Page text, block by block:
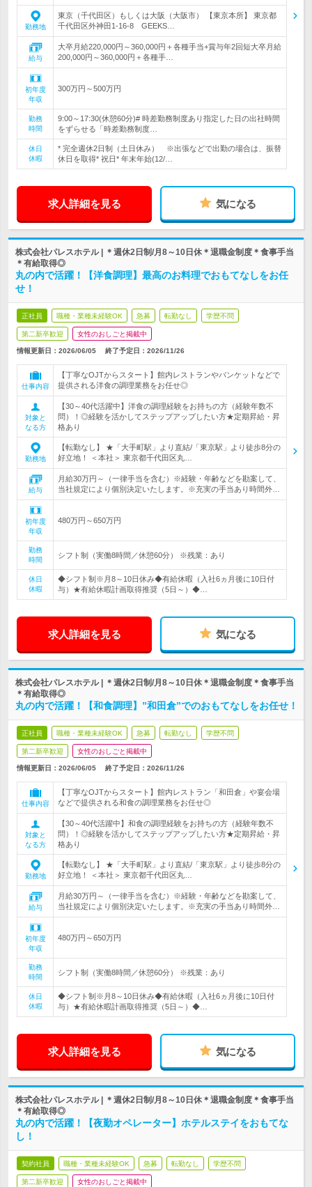
勤務地
東京（千代田区）もしくは大阪（大阪市） 【東京本所】 東京都
千代田区外神田1-16-8 GEEKS…
給与
大卒月給220,000円～360,000円＋各種手当+賞与年2回短大卒月給
200,000円～360,000円＋各種手…
初年度
年収
300万円～500万円
勤務
時間
9:00～17:30(休憩60分)# 時差勤務制度あり指定した日の出社時間
をずらせる「時差勤務制度…
休日
休暇
* 完全週休2日制（土日休み） ※出張などで出勤の場合は、振替
休日を取得* 祝日* 年末年始(12/…
求人詳細を見る 気になる
株式会社パレスホテル | ＊週休2日制/月8～10日休＊退職金制度＊食事手当
＊有給取得◎
丸の内で活躍！【洋食調理】最高のお料理でおもてなしをお任
せ！
正社員 職種・業種未経験OK 急募 転勤なし 学歴不問
第二新卒歓迎 女性のおしごと掲載中
情報更新日：2026/06/05 終了予定日： 2026/11/26
仕事内容
【丁寧なOJTからスタート】館内レストランやバンケットなどで
提供される洋食の調理業務をお任せ◎
対象と
なる方
【30～40代活躍中】洋食の調理経験をお持ちの方（経験年数不
問）！◎経験を活かしてステップアップしたい方★定期昇給・昇
格あり
勤務地
【転勤なし】 ★「大手町駅」より直結/「東京駅」より徒歩8分の
好立地！ ＜本社＞ 東京都千代田区丸…
給与
月給30万円～（一律手当を含む）※経験・年齢などを勘案して、
当社規定により個別決定いたします。※充実の手当あり時間外…
初年度
年収
480万円～650万円
勤務
時間
シフト制（実働8時間／休憩60分） ※残業：あり
休日
休暇
◆シフト制※月8～10日休み◆有給休暇（入社6ヵ月後に10日付
与）★有給休暇計画取得推奨（5日～）◆…
求人詳細を見る 気になる
株式会社パレスホテル | ＊週休2日制/月8～10日休＊退職金制度＊食事手当
＊有給取得◎
丸の内で活躍！【和食調理】”和田倉”でのおもてなしをお任せ！
正社員 職種・業種未経験OK 急募 転勤なし 学歴不問
第二新卒歓迎 女性のおしごと掲載中
情報更新日：2026/06/05 終了予定日： 2026/11/26
仕事内容
【丁寧なOJTからスタート】館内レストラン「和田倉」や宴会場
などで提供される和食の調理業務をお任せ◎
対象と
なる方
【30～40代活躍中】和食の調理経験をお持ちの方（経験年数不
問）！◎経験を活かしてステップアップしたい方★定期昇給・昇
格あり
勤務地
【転勤なし】 ★「大手町駅」より直結/「東京駅」より徒歩8分の
好立地！ ＜本社＞ 東京都千代田区丸…
給与
月給30万円～（一律手当を含む）※経験・年齢などを勘案して、
当社規定により個別決定いたします。※充実の手当あり時間外…
初年度
年収
480万円～650万円
勤務
時間
シフト制（実働8時間／休憩60分） ※残業：あり
休日
休暇
◆シフト制※月8～10日休み◆有給休暇（入社6ヵ月後に10日付
与）★有給休暇計画取得推奨（5日～）◆…
求人詳細を見る 気になる
株式会社パレスホテル | ＊週休2日制/月8～10日休＊退職金制度＊食事手当
＊有給取得◎
丸の内で活躍！【夜勤オペレーター】ホテルステイをおもてな
し！
契約社員 職種・業種未経験OK 急募 転勤なし 学歴不問
第二新卒歓迎 女性のおしごと掲載中